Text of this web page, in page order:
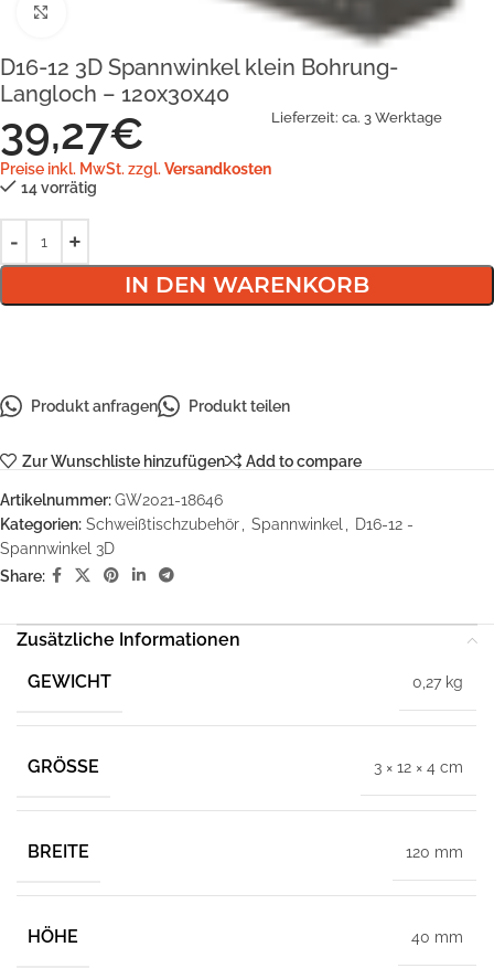
D16-12 3D Spannwinkel klein Bohrung-
Langloch – 120x30x40
39,27€
Preise inkl. MwSt. zzgl.Versandkosten
Lieferzeit: ca. 3 Werktage
14 vorrätig
IN DEN WARENKORB
Produkt anfragen Produkt teilen
Zur Wunschliste hinzufügen Add to compare
Artikelnummer:GW2021-18646
Kategorien: Schweißtischzubehör Spannwinkel
D16-12 -
Spannwinkel 3D
Share:
Zusätzliche Informationen
GEWICHT
0,27 kg
GRÖSSE 3 × 12 × 4 cm
BREITE 120 mm
HÖHE 40 mm